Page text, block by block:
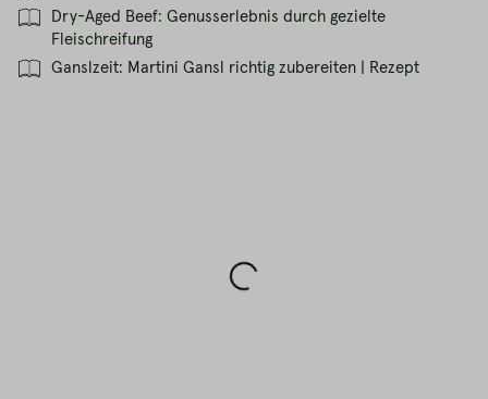
Dry-Aged Beef: Genusserlebnis durch gezielte
Fleischreifung
Ganslzeit: Martini Gansl richtig zubereiten | Rezept